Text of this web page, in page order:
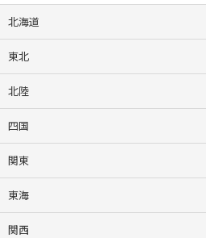
北海道
札幌
東北
盛岡
山形
仙台
北陸
金沢
新潟
四国
徳島
関東
新宿
つくば
東海
栄
関西